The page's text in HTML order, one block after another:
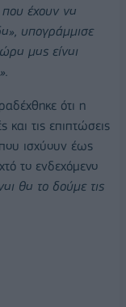
που έχουν να
υπογράμμισε
μας είναι
ότι η
και τις επιπτώσεις
ισχύουν έως
το ενδεχόμενο
θα το δούμε τις